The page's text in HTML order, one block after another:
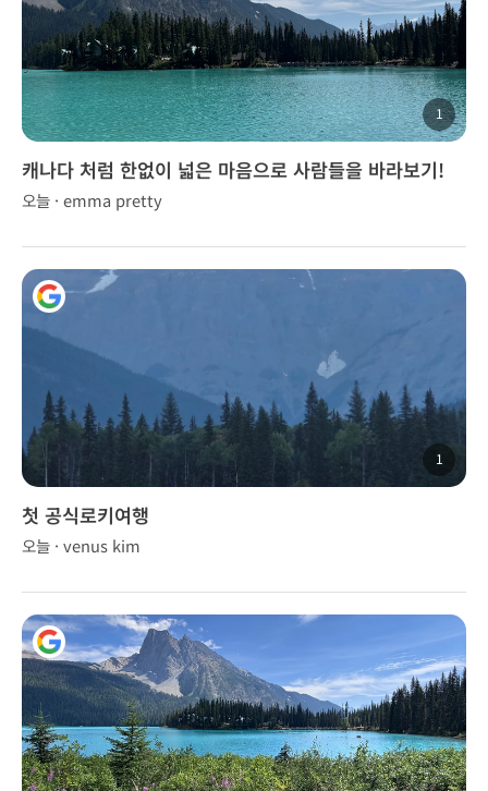
1
캐나다 처럼 한없이 넓은 마음으로 사람들을 바라보기!
오늘 · emma pretty
1
첫 공식로키여행
오늘 · venus kim